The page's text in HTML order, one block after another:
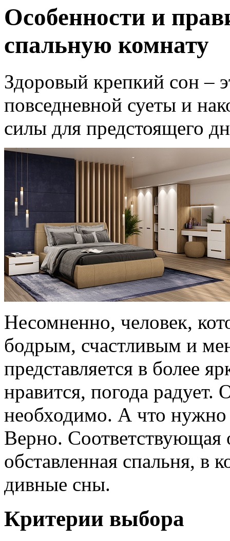
Особенности и
спальную комнату
Здоровый крепкий сон –
повседневной суеты и
силы для предстоящего
Несомненно, человек,
бодрым, счастливым и
представляется в более
нравится, погода
необходимо. А что нужно
Верно. Соответствующая
обставленная спальня, в
дивные сны.
Критерии выбора